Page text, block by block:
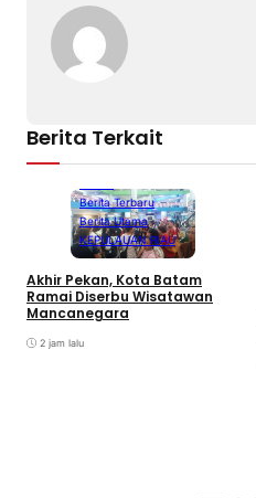
Berita Terkait
Berita Terbaru
Berita Utama
KEPULAUAN RIAU
Akhir Pekan, Kota Batam
Ramai Diserbu Wisatawan
Mancanegara
2 jam lalu